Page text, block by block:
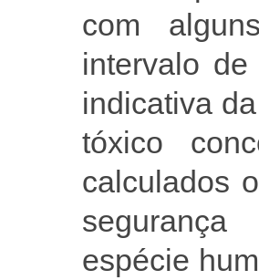
com
intervalo
indicativa
tóxico
calculados
espécie